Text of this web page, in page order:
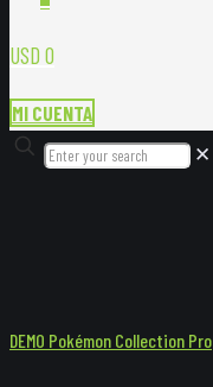
USD 0
MI CUENTA
✕
DEMO Pokémon Collection Pro